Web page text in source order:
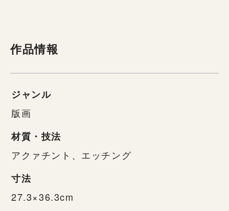
作品情報
ジャンル
版画
材質・技法
アクァチント、エッチング
寸法
27.3×36.3cm